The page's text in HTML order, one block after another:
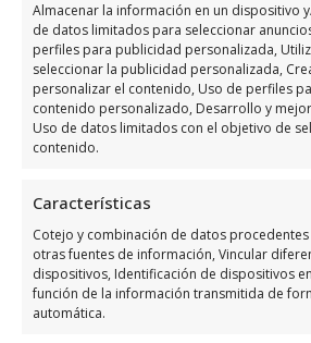
Almacenar la información en un dispositivo
de datos limitados para seleccionar
perfiles para publicidad personalizada,
seleccionar la publicidad personalizada,
personalizar el contenido, Uso de perfiles
contenido personalizado, Desarrollo y
Uso de datos limitados con el objetivo de
contenido.
Características
Cotejo y combinación de datos procedentes
otras fuentes de información, Vincular
dispositivos, Identificación de dispositivos en
función de la información transmitida de
automática.
que implica cortar y unir
crear una narrativa
la eliminación de partes no
adición de transiciones
y el ajuste del audio para
calidad sonora uniforme.
es crucial para mantener el
espectador y garantizar que
video se comunique